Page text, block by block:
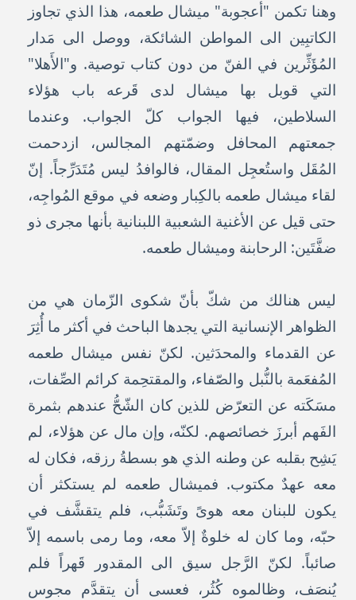
وهنا تكمن "أعجوبة" ميشال طعمه، هذا الذي تجاوز
الكاتبِين الى المواطن الشائكة، ووصل الى مَدار
المُؤَثِّرين في الفنّ من دون كتاب توصية. و"الأَهلا"
التي قوبل بها ميشال لدى قَرعه باب هؤلاء
السلاطين، فيها الجواب كلّ الجواب. وعندما
جمعتهم المحافل وضمّتهم المجالس، ازدحمت
المُقَل واستُعجِل المقال، فالوافدُ ليس مُتَدَرِّجاً. إنّ
لقاء ميشال طعمه بالكِبار وضعه في موقع المُواجِه،
حتى قيل عن الأغنية الشعبية اللبنانية بأنها مجرى ذو
ضفَّتَين: الرحابنة وميشال طعمه.
ليس هنالك من شكّ بأنّ شكوى الزّمان هي من
الظواهر الإنسانية التي يجدها الباحث في أكثر ما أُثِرَ
عن القدماء والمحدَثين. لكنّ نفس ميشال طعمه
المُفعَمة بالنُّبل والصّفاء، والمقتحِمة كرائم الصِّفات،
مسَكَته عن التعرّض للذين كان الشّحُّ عندهم بثمرة
الفَهم أبرزَ خصائصهم. لكنّه، وإن مال عن هؤلاء، لم
يَشِح بقلبه عن وطنه الذي هو بسطةُ رزقه، فكان له
معه عهدٌ مكتوب. فميشال طعمه لم يستكثر أن
يكون للبنان معه هوىً وتَشَبُّب، فلم يتقشَّف في
حبّه، وما كان له خلوةٌ إلاّ معه، وما رمى باسمه إلاّ
صائباً. لكنّ الرَّجل سيق الى المقدور قَهراً فلم
يُنصَف، وظالموه كُثُر، فعسى أن يتقدَّم مجوس